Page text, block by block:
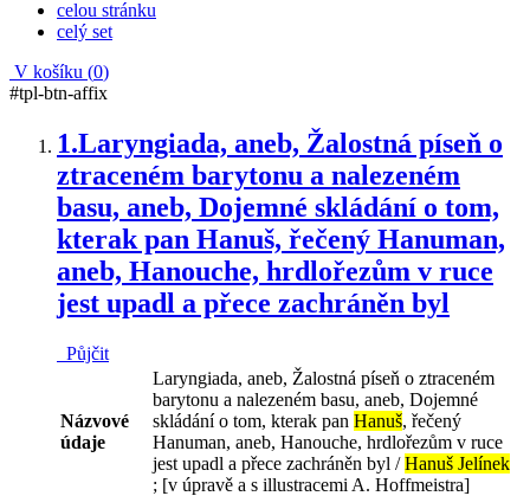
celou stránku
celý set
V košíku (0)
#tpl-btn-affix
1.Laryngiada, aneb, Žalostná píseň o
ztraceném barytonu a nalezeném
basu, aneb, Dojemné skládání o tom,
kterak pan Hanuš, řečený Hanuman,
aneb, Hanouche, hrdlořezům v ruce
jest upadl a přece zachráněn byl
Půjčit
Názvové
údaje
Laryngiada, aneb, Žalostná píseň o ztraceném
barytonu a nalezeném basu, aneb, Dojemné
skládání o tom, kterak pan Hanuš, řečený
Hanuman, aneb, Hanouche, hrdlořezům v ruce
jest upadl a přece zachráněn byl /Hanuš Jelínek
; [v úpravě a s illustracemi A. Hoffmeistra]